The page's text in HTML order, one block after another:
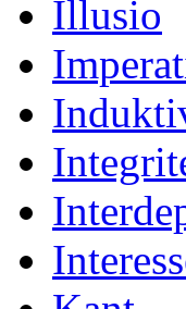
Illusio